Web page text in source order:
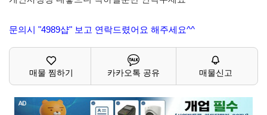
문의시 "4989샵" 보고 연락드렸어요 해주세요^^
매물 찜하기 카카오톡 공유 매물신고